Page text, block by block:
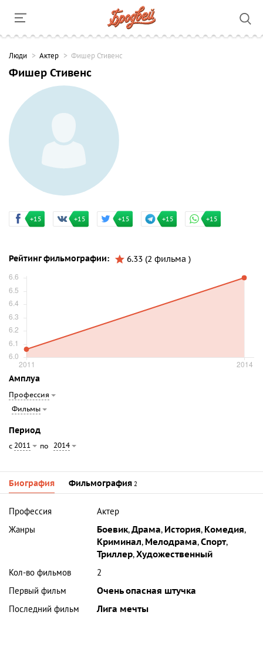
Люди Актер Фишер Стивенс
Фишер Стивенс
+15 +15 +15 +15 +15
Рейтинг фильмографии: 6.33 (2 фильма )
Амплуа
Профессия
Фильмы
Период
с 2011 по 2014
Биография Фильмография 2
Профессия
Актер
Жанры
Боевик,Драма, История, Комедия,
Криминал, Мелодрама,Спорт,
Триллер,Художественный
Кол-во фильмов
2
Первый фильм
Очень опасная штучка
Последний фильм
Лига мечты